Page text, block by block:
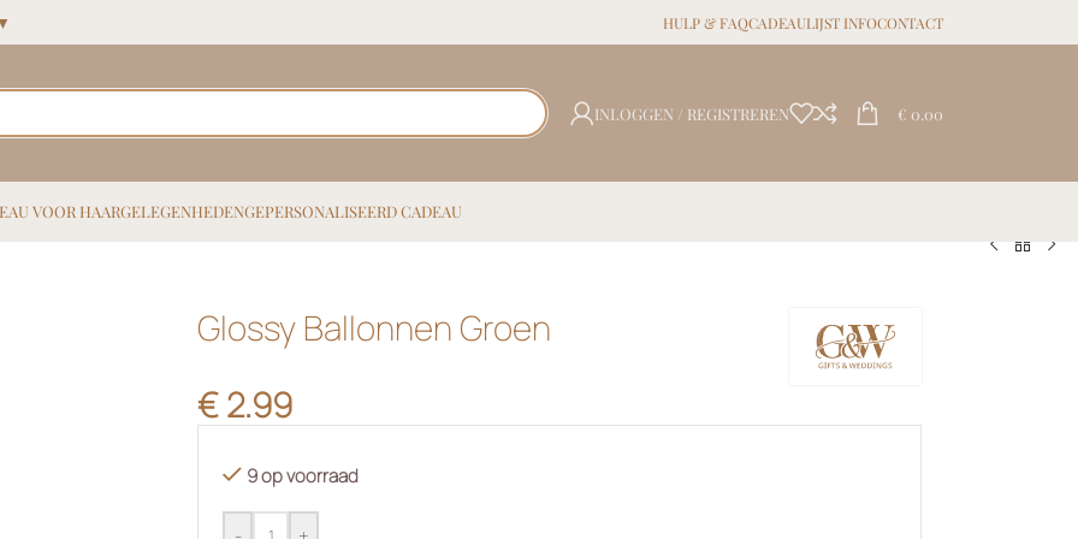
HULP & FAQCADEAULIJST INFOCONTACT
INLOGGEN / REGISTREREN € 0.00
VOOR HAARGELEGENHEDENGEPERSONALISEERD CADEAU
Glossy Ballonnen Groen
€2.99
9 op voorraad